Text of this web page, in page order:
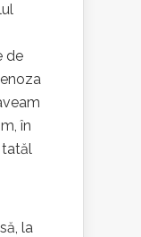
de
în
tatăl
la